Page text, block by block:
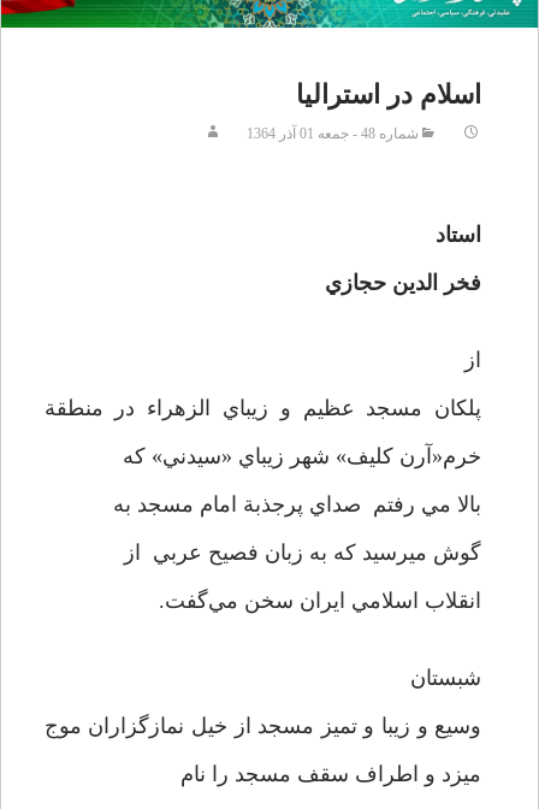
اسلام در استراليا
شماره 48 - جمعه 01 آذر 1364
استاد
فخر الدين حجازي
از
پلکان مسجد عظيم و زيباي الزهراء در منطقة
خرم«آرن کليف» شهر زيباي «سيدني» که
بالا مي رفتم صداي پرجذبة امام مسجد به
گوش ميرسيد که به زبان فصيح عربي از
انقلاب اسلامي ايران سخن مي‌گفت.
شبستان
وسيع و زيبا و تميز مسجد از خيل نمازگزاران موج
ميزد و اطراف سقف مسجد را نام